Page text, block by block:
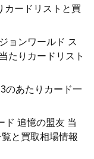
カードリストと買
ョンワールド ス
たりカードリスト
のあたりカード一
ド 追憶の盟友 当
と買取相場情報